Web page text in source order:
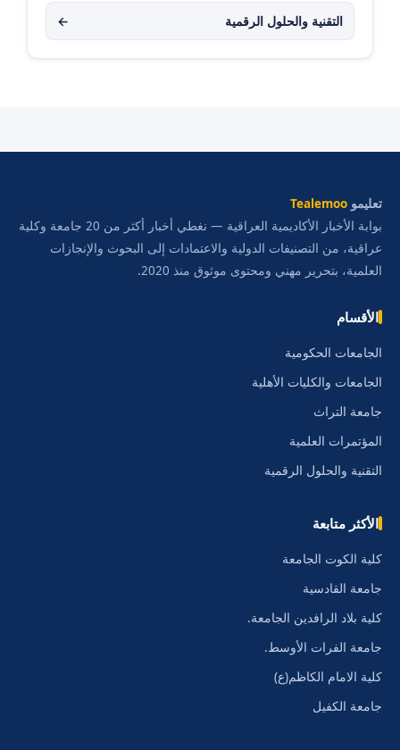
التقنية والحلول الرقمية ←
تعليمو Tealemoo
بوابة الأخبار الأكاديمية العراقية — نغطي أخبار أكثر من 20 جامعة وكلية
عراقية، من التصنيفات الدولية والاعتمادات إلى البحوث والإنجازات
العلمية، بتحرير مهني ومحتوى موثوق منذ 2020.
الأقسام
الجامعات الحكومية
الجامعات والكليات الأهلية
جامعة التراث
المؤتمرات العلمية
التقنية والحلول الرقمية
الأكثر متابعة
كلية الكوت الجامعة
جامعة القادسية
كلية بلاد الرافدين الجامعة.
جامعة الفرات الأوسط.
كلية الامام الكاظم(ع)
جامعة الكفيل